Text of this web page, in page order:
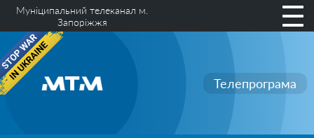
Муніципальний телеканал м.
Запоріжжя
Телепрограма